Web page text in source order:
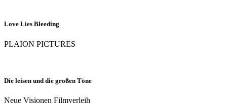
Love Lies Bleeding
PLAION PICTURES
Die leisen und die großen Töne
Neue Visionen Filmverleih